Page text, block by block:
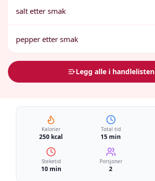
salt etter smak
pepper etter smak
Legg alle i handlelisten
Kalorier
250 kcal
Total tid
15 min
Steketid
10 min
Porsjoner
2